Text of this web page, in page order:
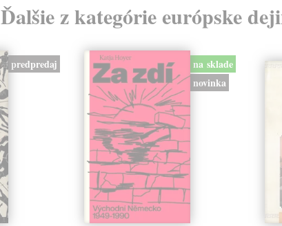
Ďalšie z kategórie európske
predpredaj
na sklade
novinka